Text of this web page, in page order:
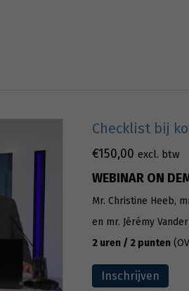
Checklist bij
€150,00 excl. btw
WEBINAR ON
Mr. Christine Heeb,
en mr. Jérémy
2 uren / 2 punten
Inschrijven